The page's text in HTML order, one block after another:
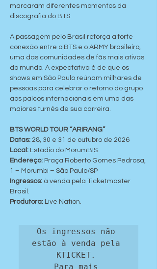
marcaram diferentes momentos da
discografia do BTS.
A passagem pelo Brasil reforça a forte
conexão entre o BTS e o ARMY brasileiro,
uma das comunidades de fãs mais ativas
do mundo. A expectativa é de que os
shows em São Paulo reúnam milhares de
pessoas para celebrar o retorno do grupo
aos palcos internacionais em uma das
maiores turnês de sua carreira.
BTS WORLD TOUR “ARIRANG”
Datas: 28, 30 e 31 de outubro de 2026
Local: Estádio do MorumBIS
Endereço: Praça Roberto Gomes Pedrosa,
1 – Morumbi – São Paulo/SP
Ingressos: à venda pela Ticketmaster
Brasil.
Produtora: Live Nation.
Os ingressos não
estão à venda pela
KTICKET.
Para mais